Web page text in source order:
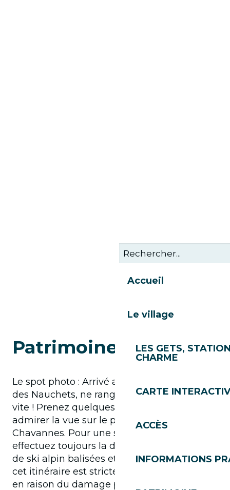
Accueil
Le village
LES GETS,
CHARME
CARTE
ACCÈS
INFORMATIONS
Patrimoine & Nature
Le spot photo : Arrivé au sommet
des Nauchets, ne rangez pas vos peaux trop
vite ! Prenez quelques minutes pour
admirer la vue sur le plateau des
Chavannes. Pour une sécurité maximale,
effectuez toujours la descente par les pistes
de ski alpin balisées et rappelez-vous que
cet itinéraire est strictement interdit de nuit
en raison du damage par câble.